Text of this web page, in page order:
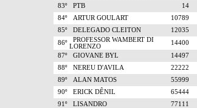
83º
PTB 14
84º
ARTUR GOULART 10789
85º
DELEGADO CLEITON 12035
86º
PROFESSOR WAMBERT DI
LORENZO
14400
87º
GIOVANE BYL 14497
88º
NEREU D'AVILA 22222
89º
ALAN MATOS 55999
90º
ERICK DÊNIL 65444
91º
LISANDRO 77111